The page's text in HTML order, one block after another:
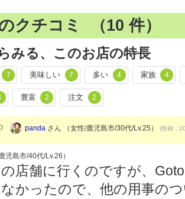
クチコミ （10 件）
みる、このお店の特長
7 美味しい 7 多い 4 家族 4
豊富 2 注文 2
panda さん （女性/鹿児島市/30代/Lv.25） (投稿：
児島市/40代/Lv.26）
店舗に行くのですが、
かったので、他の用事の